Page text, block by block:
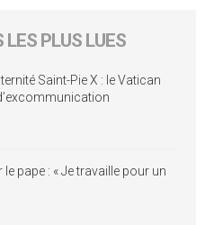
PLUS LUES
Saint-Pie X : le Vatican
pape : « Je travaille pour un